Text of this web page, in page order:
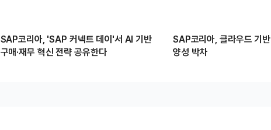
SAP코리아, 'SAP 커넥트 데이'서 AI 기반
구매·재무 혁신 전략 공유한다
SAP코리아, 클라우드 기
양성 박차